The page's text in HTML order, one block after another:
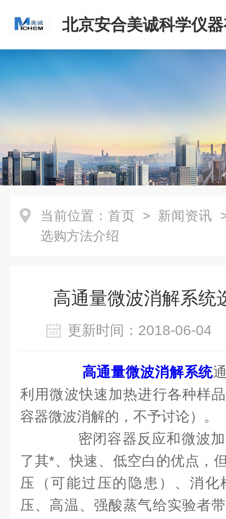
北京安合美诚科学仪
司
当前位置： 首页 > 新闻资讯
选购方法介绍
高通量微波消解系统
更新时间：2018-06-
高通量微波消解系统
利用微波快速加热进行各种样
容器微波消解的，不予讨论）。
密闭容器反应和微波加
了其*、快速、低空白的优点，
压（可能过压的隐患）、消
压、高温、强酸蒸气给实验者